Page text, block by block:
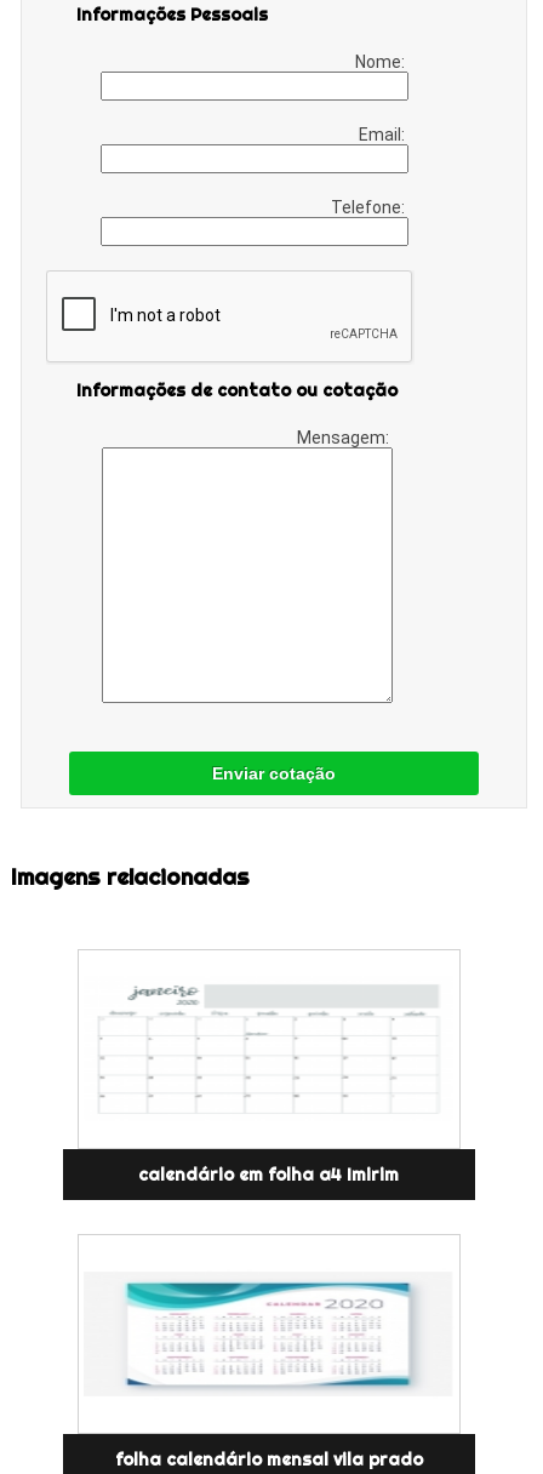
Informações Pessoais
Nome:
Email:
Telefone:
Informações de contato ou cotação
Mensagem:
Enviar cotação
Imagens relacionadas
calendário em folha a4 Imirim
folha calendário mensal vila prado